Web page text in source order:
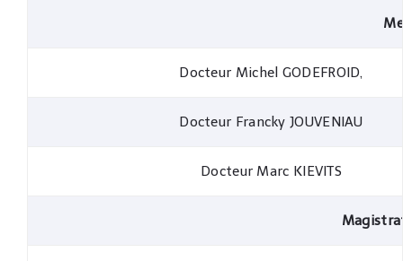
Docteur Michel GODEFROID,
Docteur Francky JOUVENIAU
Docteur Marc KIEVITS